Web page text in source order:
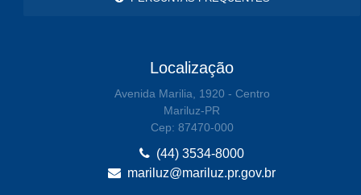
Localização
Avenida Marilia, 1920 - Centro
Mariluz-PR
Cep: 87470-000
(44) 3534-8000
mariluz@mariluz.pr.gov.br